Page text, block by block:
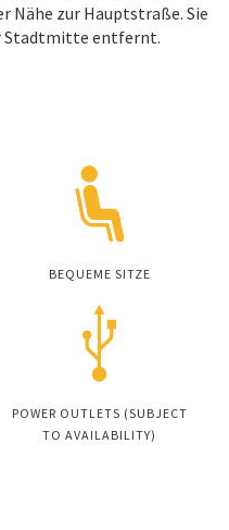
Nähe zur Hauptstraße. Sie
Stadtmitte entfernt.
BEQUEME SITZE
POWER OUTLETS (SUBJECT
TO AVAILABILITY)